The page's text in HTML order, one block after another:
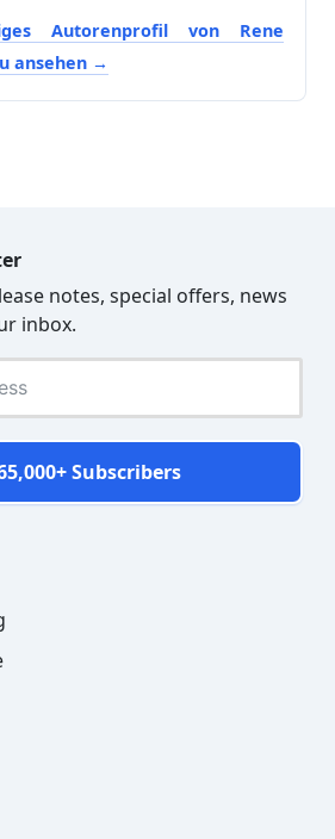
Autorenprofil von Rene
ansehen
notes, special offers, news
inbox.
Subscribers